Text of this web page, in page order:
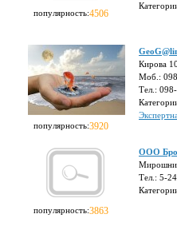
популярность:4506
популярность:3920
Кирова
Моб.:
Тел.:
популярность:3863
ООО
Тел.: 5-